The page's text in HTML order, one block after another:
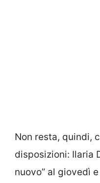
Non resta, quindi,
disposizioni: Ilaria
nuovo” al giovedì e